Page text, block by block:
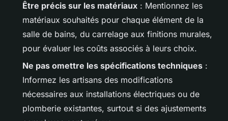
Être précis sur les matériaux : Mentionnez les
matériaux souhaités pour chaque élément de la
salle de bains, du carrelage aux finitions murales,
pour évaluer les coûts associés à leurs choix.
Ne pas omettre les spécifications techniques :
Informez les artisans des modifications
nécessaires aux installations électriques ou de
plomberie existantes, surtout si des ajustements